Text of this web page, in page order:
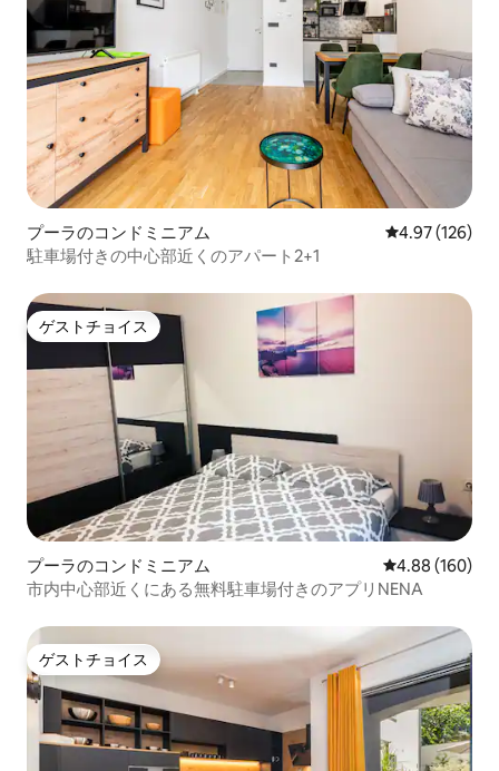
プーラのコンドミニアム レビュー126
4.97 (126)
駐車場付きの中心部近くのアパート2+1
ゲストチョイス
ゲストチョイス
プーラのコンドミニアム レビュー160
4.88 (160)
市内中心部近くにある無料駐車場付きのアプリNENA
ゲストチョイス
ゲストチョイス